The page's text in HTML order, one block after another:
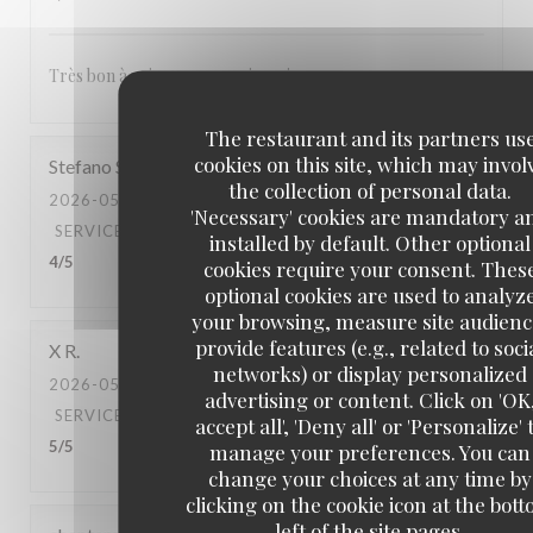
The restaurant and its partners
cookies on this site, which may
the collection of personal data.
'Necessary' cookies are mandatory
installed by default. Other optional
cookies require your consent.
optional cookies are used to
your browsing, measure site
provide features (e.g., related to
networks) or display personalized
advertising or content. Click on
accept all', 'Deny all' or 'Personalize'
manage your preferences. You can
change your choices at any time by
clicking on the cookie icon at the
Très bon à voir pour revenir un jour
Stefano S
2026-05-03
- 20:00 - GUESTS 2
SERVICE
AMBIANCE: 4/5 FOOD: 5/5 VALUE:
4/5
X R
2026-05-02
- 20:30 - GUESTS 2
SERVICE
5 FOOD : 5
5/5